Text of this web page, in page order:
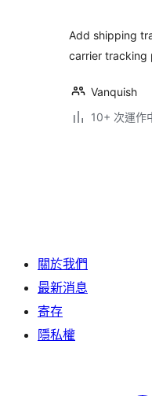
Add shipping
carrier tracking
Vanquish
10+ 次運作
關於我們
最新消息
寄存
隱私權